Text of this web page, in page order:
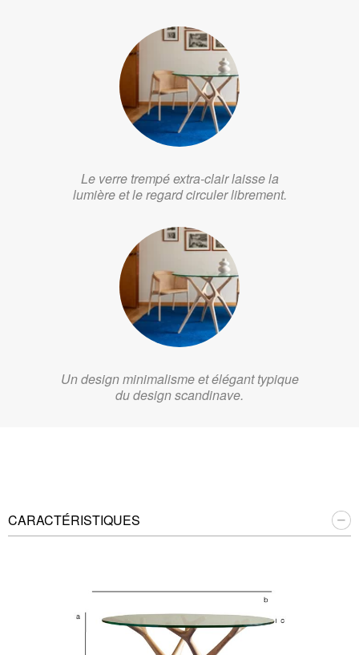
Le verre trempé extra-clair laisse la
lumière et le regard circuler librement.
Un design minimalisme et élégant typique
du design scandinave.
CARACTÉRISTIQUES